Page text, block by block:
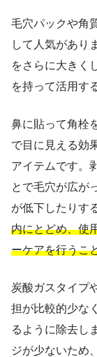
毛穴パックや角
して人気があり
をさらに大きく
を持って活用す
鼻に貼って角栓
で目に見える効
アイテムです。
とで毛穴が広が
が低下したりす
内にとどめ、使
ーケアを行うこ
炭酸ガスタイプ
担が比較的少な
るように除去し
ジが少ないため